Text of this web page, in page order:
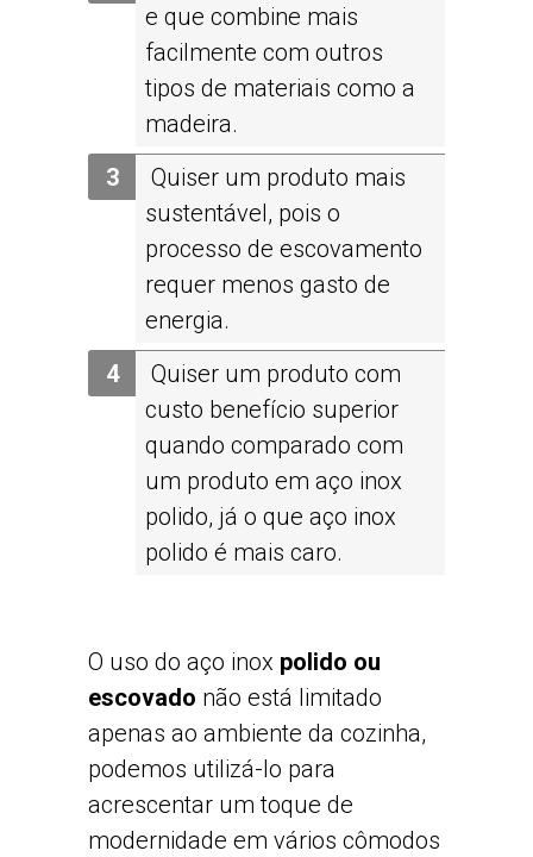
e que combine mais
facilmente com outros
tipos de materiais como a
madeira.
Quiser um produto mais
sustentável, pois o
processo de escovamento
requer menos gasto de
energia.
Quiser um produto com
custo benefício superior
quando comparado com
um produto em aço inox
polido, já o que aço inox
polido é mais caro.
O uso do aço inox polido ou
escovado não está limitado
apenas ao ambiente da cozinha,
podemos utilizá-lo para
acrescentar um toque de
modernidade em vários cômodos